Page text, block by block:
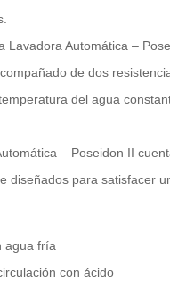
Lavadora Automática –
de dos
del agua
– Poseidon II
diseñados para satisfacer
agua fría
con ácido